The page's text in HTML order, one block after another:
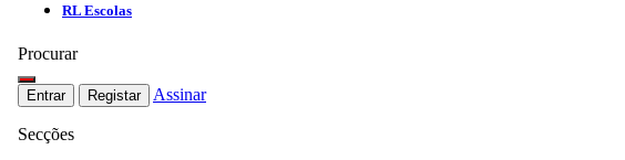
RL Escolas
Procurar
Entrar Registar Assinar
Secções